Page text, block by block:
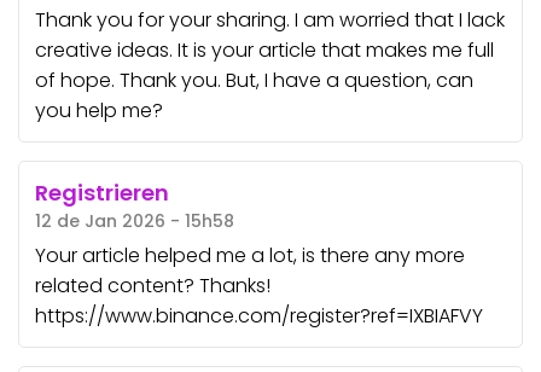
Thank you for your sharing. I am worried that I lack
creative ideas. It is your article that makes me full
of hope. Thank you. But, I have a question, can
you help me?
Registrieren
12 de Jan 2026 - 15h58
Your article helped me a lot, is there any more
related content? Thanks!
https://www.binance.com/register?ref=IXBIAFVY